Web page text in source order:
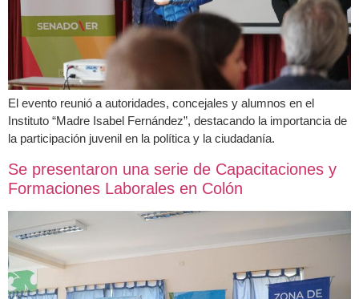
El evento reunió a autoridades, concejales y alumnos en el
Instituto “Madre Isabel Fernández”, destacando la importancia de
la participación juvenil en la política y la ciudadanía.
Se presentaron una serie de Capacitaciones y
Formaciones Laborales en Colón